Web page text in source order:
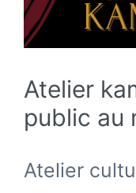
Atelier
public au
Atelier